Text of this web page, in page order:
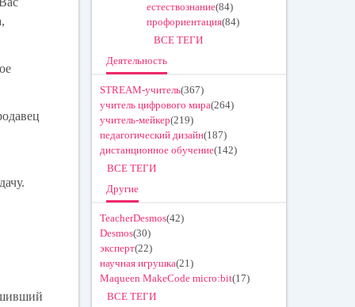
естествознание(84)
профориентация(84)
ВСЕ ТЕГИ
Деятельность
STREAM-учитель(367)
учитель цифрового мира(264)
учитель-мейкер(219)
педагогический дизайн(187)
дистанционное обучение(142)
ВСЕ ТЕГИ
Другие
TeacherDesmos(42)
Desmos(30)
эксперт(22)
научная игрушка(21)
Maqueen MakeCode micro:bit(17)
ВСЕ ТЕГИ